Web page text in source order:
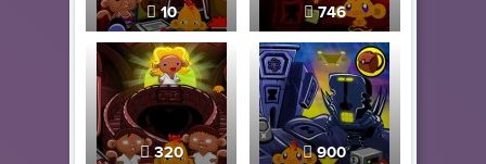
10 746
320 900